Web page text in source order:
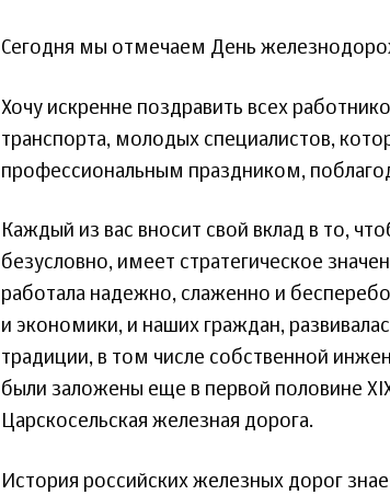
Сегодня мы отмечаем День
Хочу искренне поздравить всех
транспорта, молодых специалистов,
профессиональным праздником,
Каждый из вас вносит свой вклад в то,
безусловно, имеет стратегическое
работала надежно, слаженно и
и экономики, и наших граждан,
традиции, в том числе собственной
были заложены еще в первой половине
Царскосельская железная дорога.
История российских железных дорог